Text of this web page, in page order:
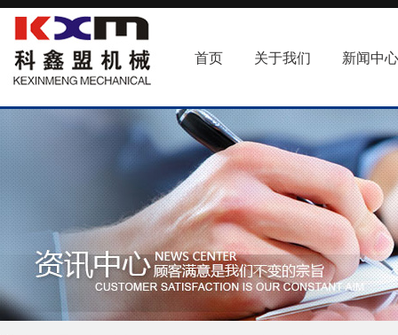
首页 关于我们 新闻中心